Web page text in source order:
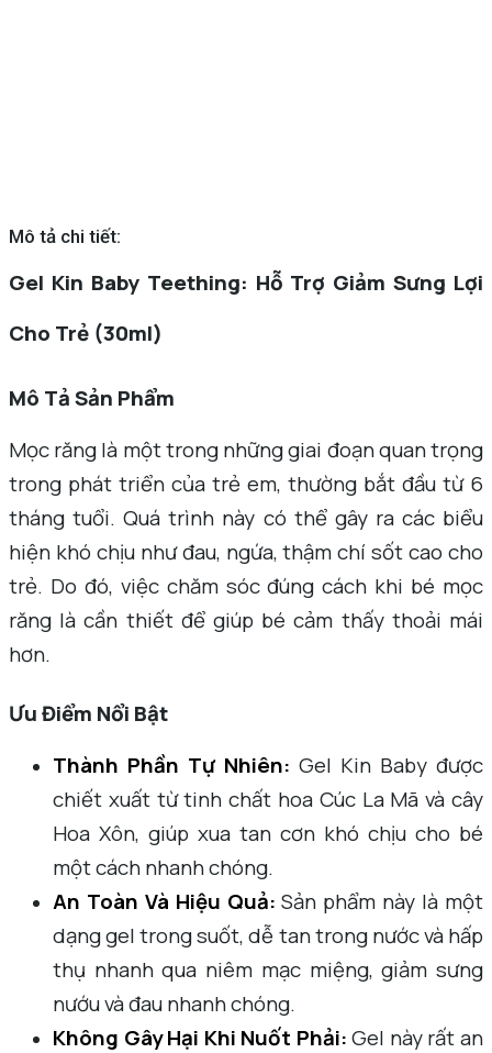
Mô tả chi tiết:
Gel Kin Baby Teething: Hỗ Trợ Giảm Sưng Lợi
Cho Trẻ (30ml)
Mô Tả Sản Phẩm
Mọc răng là một trong những giai đoạn quan trọng
trong phát triển của trẻ em, thường bắt đầu từ 6
tháng tuổi. Quá trình này có thể gây ra các biểu
hiện khó chịu như đau, ngứa, thậm chí sốt cao cho
trẻ. Do đó, việc chăm sóc đúng cách khi bé mọc
răng là cần thiết để giúp bé cảm thấy thoải mái
hơn.
Ưu Điểm Nổi Bật
Thành Phần Tự Nhiên: Gel Kin Baby được
chiết xuất từ tinh chất hoa Cúc La Mã và cây
Hoa Xôn, giúp xua tan cơn khó chịu cho bé
một cách nhanh chóng.
An Toàn Và Hiệu Quả: Sản phẩm này là một
dạng gel trong suốt, dễ tan trong nước và hấp
thụ nhanh qua niêm mạc miệng, giảm sưng
nướu và đau nhanh chóng.
Không Gây Hại Khi Nuốt Phải:Gel này rất an